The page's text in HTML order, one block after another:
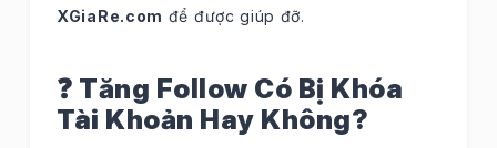
XGiaRe.com để được giúp đỡ.
❓ Tăng Follow Có Bị Khóa
Tài Khoản Hay Không?